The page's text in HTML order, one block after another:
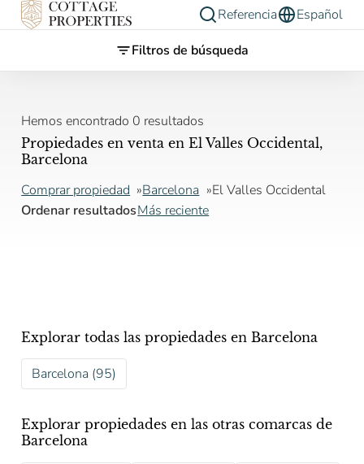
Referencia
Español
Filtros de búsqueda
Hemos encontrado 0 resultados
Propiedades en venta en El Valles Occidental,
Barcelona
Comprar propiedad Barcelona
El Valles Occidental
Ordenar resultadosMás reciente
Explorar todas las propiedades en Barcelona
Barcelona (95)
Explorar propiedades en las otras comarcas de
Barcelona